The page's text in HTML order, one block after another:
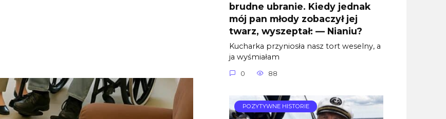
brudne ubranie. Kiedy jednak
mój pan młody zobaczył jej
twarz, wyszeptał: — Nianiu?
Kucharka przyniosła nasz tort weselny, a
ja wyśmiałam
0 88
POZYTYWNE HISTORIE